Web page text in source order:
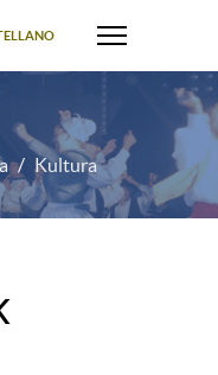
Kultura